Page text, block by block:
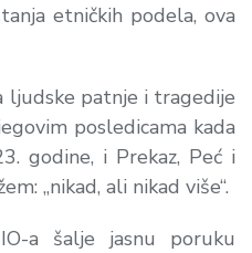
etničkih podela, ova
ljudske patnje i tragedije
posledicama kada
godine, i Prekaz, Peć i
„nikad, ali nikad više“.
a šalje jasnu poruku